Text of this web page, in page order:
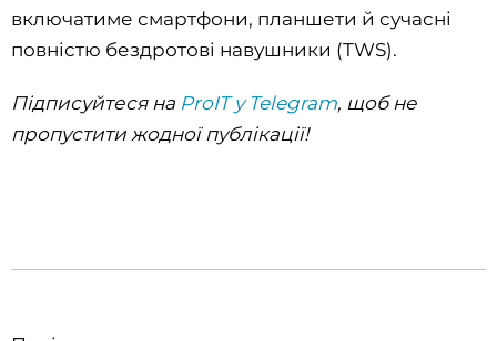
включатиме смартфони, планшети й сучасні
повністю бездротові навушники (TWS).
Підписуйтеся на ProIT у Telegram, щоб не
пропустити жодної публікації!